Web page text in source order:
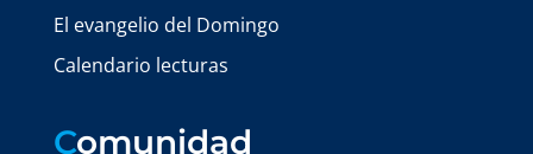
El evangelio del Domingo
Calendario lecturas
Comunidad